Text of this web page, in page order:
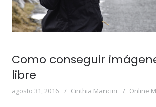
Como conseguir
libre
agosto 31, 2016 Cinthia Mancini Online